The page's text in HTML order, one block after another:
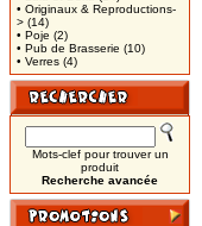
• Originaux & Reproductions-
> (14)
• Poje (2)
• Pub de Brasserie (10)
• Verres (4)
Mots-clef pour trouver un
produit
Recherche avancée